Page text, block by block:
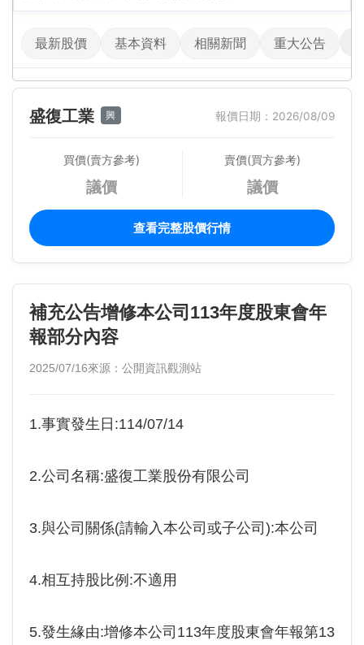
最新股價 基本資料 相關新聞 重大公告
盛復工業 興 報價日期：2026/08/09
買價(賣方參考)
議價
賣價(買方參考)
議價
查看完整股價行情
補充公告增修本公司113年度股東會年
報部分內容
2025/07/16來源：公開資訊觀測站
1.事實發生日:114/07/14
2.公司名稱:盛復工業股份有限公司
3.與公司關係(請輸入本公司或子公司):本公司
4.相互持股比例:不適用
5.發生緣由:增修本公司113年度股東會年報第13